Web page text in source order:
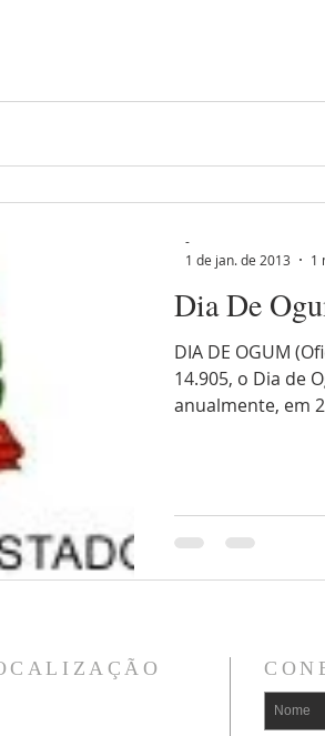
Dia De
DIA DE OGUM
14.905, o Dia de
anualmente, em
-
1 de jan. de 2013
1